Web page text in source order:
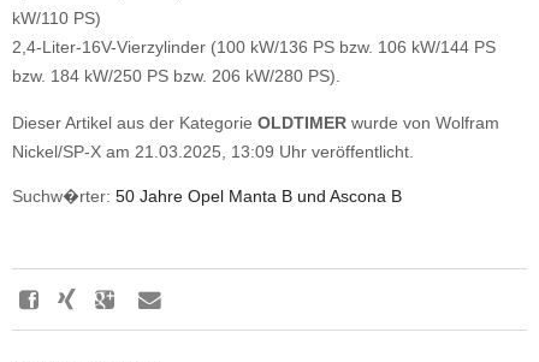
kW/110 PS)
2,4-Liter-16V-Vierzylinder (100 kW/136 PS bzw. 106 kW/144 PS
bzw. 184 kW/250 PS bzw. 206 kW/280 PS).
Dieser Artikel aus der Kategorie OLDTIMER wurde von Wolfram
Nickel/SP-X am 21.03.2025, 13:09 Uhr veröffentlicht.
Suchw�rter: 50 Jahre Opel Manta B und Ascona B